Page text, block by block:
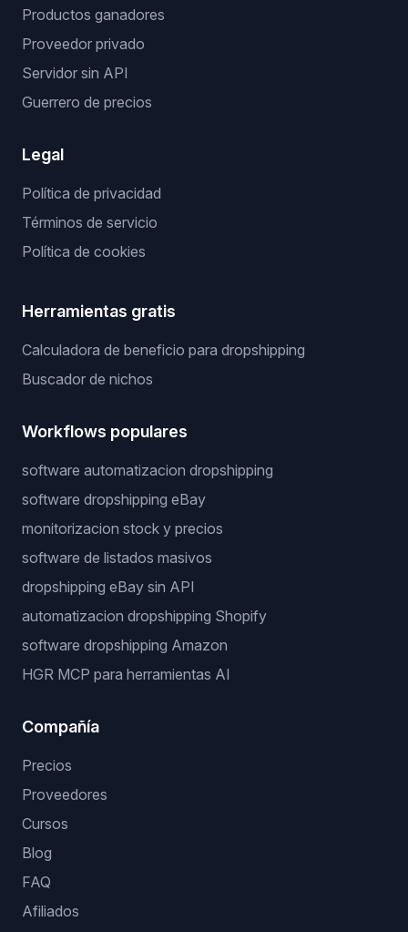
Productos ganadores
Proveedor privado
Servidor sin API
Guerrero de precios
Legal
Política de privacidad
Términos de servicio
Política de cookies
Herramientas gratis
Calculadora de beneficio para dropshipping
Buscador de nichos
Workflows populares
software automatizacion dropshipping
software dropshipping eBay
monitorizacion stock y precios
software de listados masivos
dropshipping eBay sin API
automatizacion dropshipping Shopify
software dropshipping Amazon
HGR MCP para herramientas AI
Compañía
Precios
Proveedores
Cursos
Blog
FAQ
Afiliados